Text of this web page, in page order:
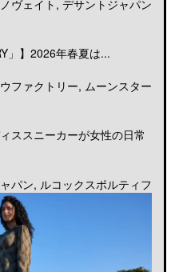
ヴェイト ,デサントジャパン
」】2026年春夏は...
ファクトリー, ムーンスター
ススニーカーが女性の日常
パン, ルコックスポルティフ